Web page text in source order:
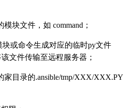
块文件，如 command；
或命令生成对应的临时py文件
文件传输至远程服务器；
目录的.ansible/tmp/XXX/XXX.PY